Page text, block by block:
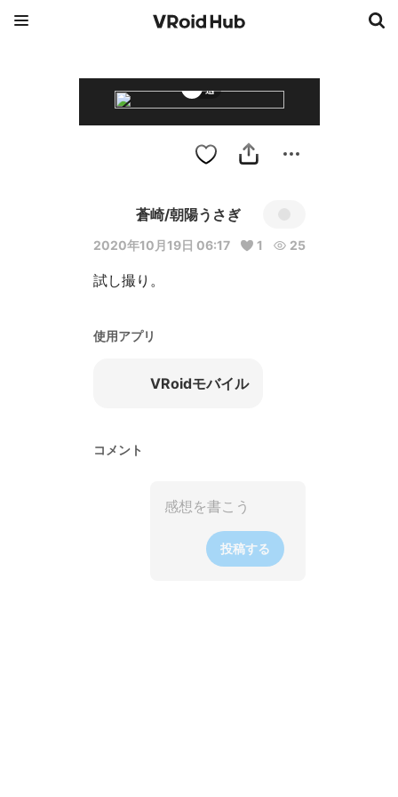
迅
蒼崎/朝陽うさぎ
2020年10月19日 06:17 1 25
試し撮り。
使用アプリ
VRoidモバイル
コメント
投稿する